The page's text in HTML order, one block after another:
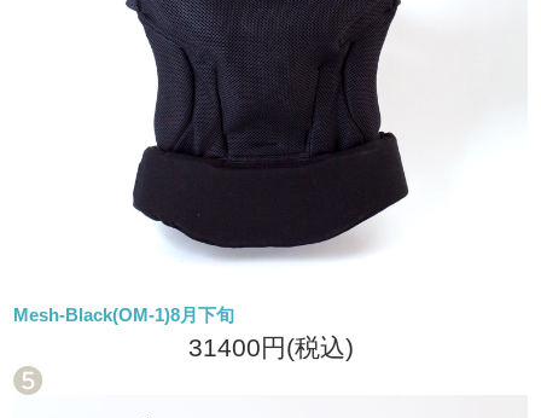
Mesh-Black(OM-1)8月下旬
31400円 (税込)